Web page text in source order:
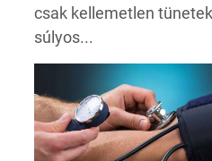
csak kellemetlen
súlyos...